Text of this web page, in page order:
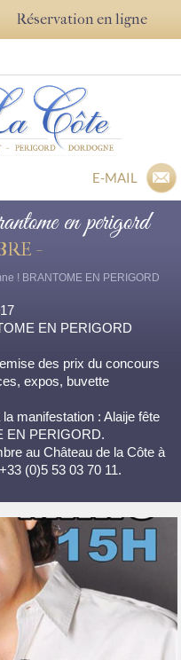
Réservation en ligne
E-MAIL
en perigord
-
! BRANTOME EN PERIGORD
EN PERIGORD
des prix du concours
expos, buvette
manifestation : Alaije fête
EN PERIGORD.
au Château de la Côte à
(0)5 53 03 70 11.